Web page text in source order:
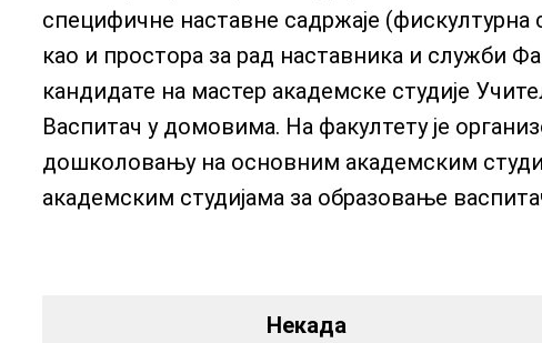
специфичне наставне садржаје
као и простора за рад наставника и служби
кандидате на мастер академске студије
Васпитач у домовима. На факултету је
дошколовању на основним академским
академским студијама за образовање
Некада